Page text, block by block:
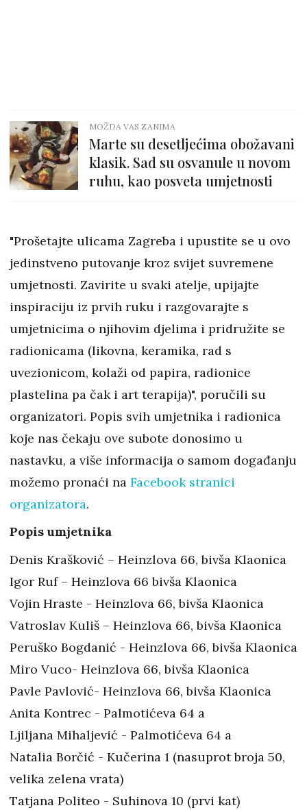
MOŽDA VAS ZANIMA
Marte su desetljećima obožavani
klasik. Sad su osvanule u novom
ruhu, kao posveta umjetnosti
"Prošetajte ulicama Zagreba i upustite se u ovo
jedinstveno putovanje kroz svijet suvremene
umjetnosti. Zavirite u svaki atelje, upijajte
inspiraciju iz prvih ruku i razgovarajte s
umjetnicima o njihovim djelima i pridružite se
radionicama (likovna, keramika, rad s
uvezionicom, kolaži od papira, radionice
plastelina pa čak i art terapija)", poručili su
organizatori. Popis svih umjetnika i radionica
koje nas čekaju ove subote donosimo u
nastavku, a više informacija o samom događanju
možemo pronaći na Facebook stranici
organizatora.
Popis umjetnika
Denis Krašković – Heinzlova 66, bivša Klaonica
Igor Ruf – Heinzlova 66 bivša Klaonica
Vojin Hraste - Heinzlova 66, bivša Klaonica
Vatroslav Kuliš – Heinzlova 66, bivša Klaonica
Peruško Bogdanić - Heinzlova 66, bivša Klaonica
Miro Vuco- Heinzlova 66, bivša Klaonica
Pavle Pavlović- Heinzlova 66, bivša Klaonica
Anita Kontrec - Palmotićeva 64 a
Ljiljana Mihaljević - Palmotićeva 64 a
Natalia Borčić - Kučerina 1 (nasuprot broja 50,
velika zelena vrata)
Tatjana Politeo - Suhinova 10 (prvi kat)